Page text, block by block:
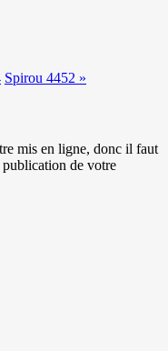
Spirou 4452 »
mis en ligne, donc il faut
publication de votre